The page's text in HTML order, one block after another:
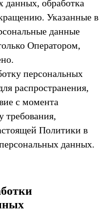
данных, обработка
Указанные в
данные
Оператором,
персональных
распространения,
с момента
требования,
Политики в
данных.